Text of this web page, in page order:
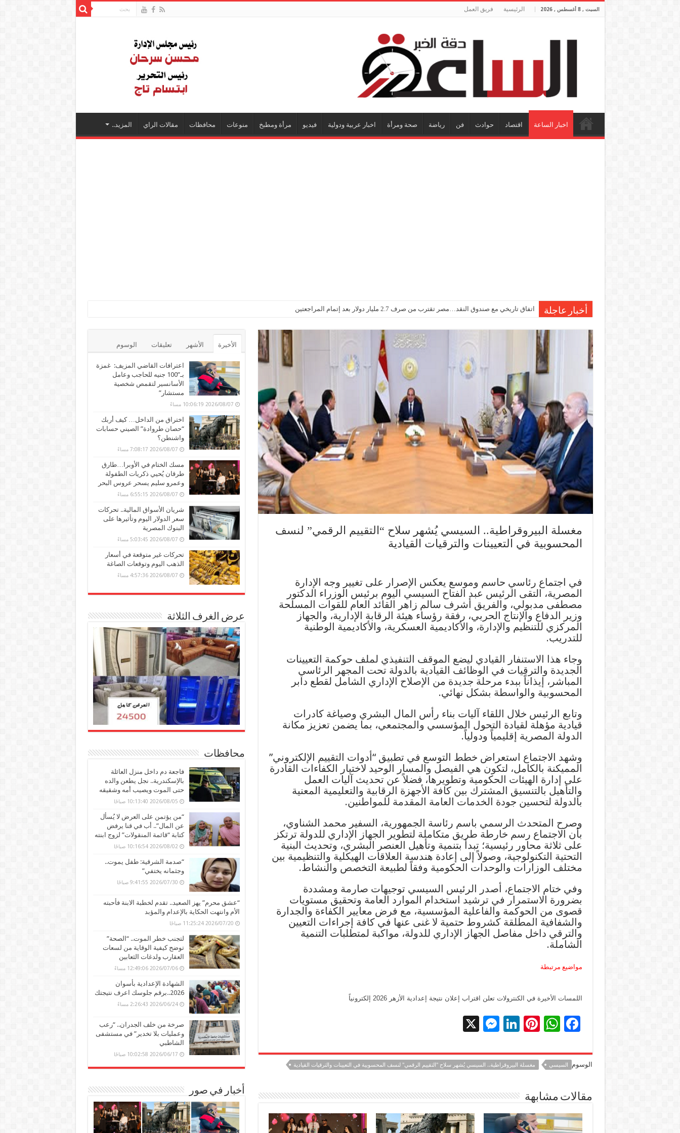
السبت , 8 أغسطس , 2026 الرئيسية فريق العمل
اخبار الساعة اقتصاد حوادث فن رياضة صحة ومرأة اخبار عربية ودولية فيديو مرأة ومطبخ منوعات محافظات مقالات الراي المزيد..
أخبار عاجلة اتفاق تاريخي مع صندوق النقد…مصر تقترب من صرف 2.7 مليار دولار بعد إتمام المراجعتين
مغسلة البيروقراطية.. السيسي يُشهر سلاح “التقييم الرقمي” لنسف
المحسوبية في التعيينات والترقيات القيادية
في اجتماع رئاسي حاسم وموسع يعكس الإصرار على تغيير وجه الإدارة
المصرية، التقى الرئيس عبد الفتاح السيسي اليوم برئيس الوزراء الدكتور
مصطفى مدبولي، والفريق أشرف سالم زاهر القائد العام للقوات المسلحة
وزير الدفاع والإنتاج الحربي، رفقة رؤساء هيئة الرقابة الإدارية، والجهاز
المركزي للتنظيم والإدارة، والأكاديمية العسكرية، والأكاديمية الوطنية
للتدريب.
وجاء هذا الاستنفار القيادي ليضع الموقف التنفيذي لملف حوكمة التعيينات
الجديدة والترقيات في الوظائف القيادية بالدولة تحت المجهر الرئاسي
المباشر، إيذاناً ببدء مرحلة جديدة من الإصلاح الإداري الشامل لقطع دابر
المحسوبية والواسطة بشكل نهائي.
وتابع الرئيس خلال اللقاء آليات بناء رأس المال البشري وصياغة كادرات
قيادية مؤهلة لقيادة التحول المؤسسي والمجتمعي، بما يضمن تعزيز مكانة
الدولة المصرية إقليمياً ودولياً.
وشهد الاجتماع استعراض خطط التوسع في تطبيق “أدوات التقييم الإلكتروني”
المميكنة بالكامل، لتكون هي الفيصل والمسار الوحيد لاختيار الكفاءات القادرة
على إدارة الهيئات الحكومية وتطويرها، فضلاً عن تحديث آليات العمل
والتأهيل بالتنسيق المشترك بين كافة الأجهزة الرقابية والتعليمية المعنية
بالدولة لتحسين جودة الخدمات العامة المقدمة للمواطنين.
وصرح المتحدث الرسمي باسم رئاسة الجمهورية، السفير محمد الشناوي،
بأن الاجتماع رسم خارطة طريق متكاملة لتطوير الجهاز الإداري للدولة ترتكز
على ثلاثة محاور رئيسية؛ تبدأ بتنمية وتأهيل العنصر البشري، وتحديث البنية
التحتية التكنولوجية، وصولاً إلى إعادة هندسة العلاقات الهيكلية والتنظيمية بين
مختلف الوزارات والوحدات الحكومية وفقاً لطبيعة التخصص والنشاط.
وفي ختام الاجتماع، أصدر الرئيس السيسي توجيهات صارمة ومشددة
بضرورة الاستمرار في ترشيد استخدام الموارد العامة وتحقيق مستويات
قصوى من الحوكمة والفاعلية المؤسسية، مع فرض معايير الكفاءة والجدارة
والشفافية المطلقة كشروط حتمية لا غنى عنها في كافة إجراءات التعيين
والترقي داخل مفاصل الجهاز الإداري للدولة، مواكبة لمتطلبات التنمية
الشاملة.
مواضيع مرتبطة
اللمسات الأخيرة في الكنترولات تعلن اقتراب إعلان نتيجة إعدادية الأزهر 2026 إلكترونياً
F
e
b
o
k
W
at
sA
p
p
Pi
er
es
t
Li
k
e
dI
n
M
se
n
g
er
الوسوم السيسي مغسلة البيروقراطية.. السيسي يُشهر سلاح "التقييم الرقمي" لنسف المحسوبية في التعيينات والترقيات القيادية
مقالات مشابهة
الأخيرة الأشهر تعليقات الوسوم
اعترافات القاضي المزيف: غمزة
بـ”100 جنيه للحاجب وعامل
الأسانسير لتقمص شخصية
مستشار”
2026/08/07 10:06:19 مساءً
اختراق من الداخل… كيف أربك
“حصان طروادة” الصيني حسابات
واشنطن؟
2026/08/07 7:08:17 مساءً
مسك الختام في الأوبرا…طارق
طرقان يُحيي ذكريات الطفولة
وعمرو سليم يسحر عروس البحر
2026/08/07 6:55:15 مساءً
شريان الأسواق المالية.. تحركات
سعر الدولار اليوم وتأثيرها على
البنوك المصرية
2026/08/07 5:03:45 مساءً
تحركات غير متوقعة في أسعار
الذهب اليوم وتوقعات الصاغة
2026/08/07 4:57:36 مساءً
عرض الغرف الثلاثة
محافظات
فاجعة دم داخل منزل العائلة
بالإسكندرية.. نجل يطعن والده
حتى الموت ويصيب أمه وشقيقه
2026/08/05 10:13:40 صباحًا
“من يؤتمن على العرض لا يُسأل
عن المال”.. أب في قنا يرفض
كتابة “قائمة المنقولات” لزوج ابنته
2026/08/02 10:16:54 صباحًا
“صدمة الشرقية: طفل يموت..
وجثمانه يختفي”
2026/07/30 9:41:55 صباحًا
“عشق محرم” يهز الصعيد.. تقدم لخطبة الابنة فأحبته
الأم وانتهت الحكاية بالإعدام والمؤبد
2026/07/20 11:25:24 صباحًا
لتجنب خطر الموت.. “الصحة”
توضح كيفية الوقاية من لسعات
العقارب ولدغات الثعابين
2026/07/06 12:49:06 مساءً
الشهادة الإعدادية بأسوان
2026..برقم جلوسك اعرف نتيجتك
2026/06/24 2:26:43 مساءً
صرخة من خلف الجدران.. “رعب
وعمليات بلا تخدير” في مستشفى
الشاطبي
2026/06/17 10:02:58 صباحًا
أخبار في صور